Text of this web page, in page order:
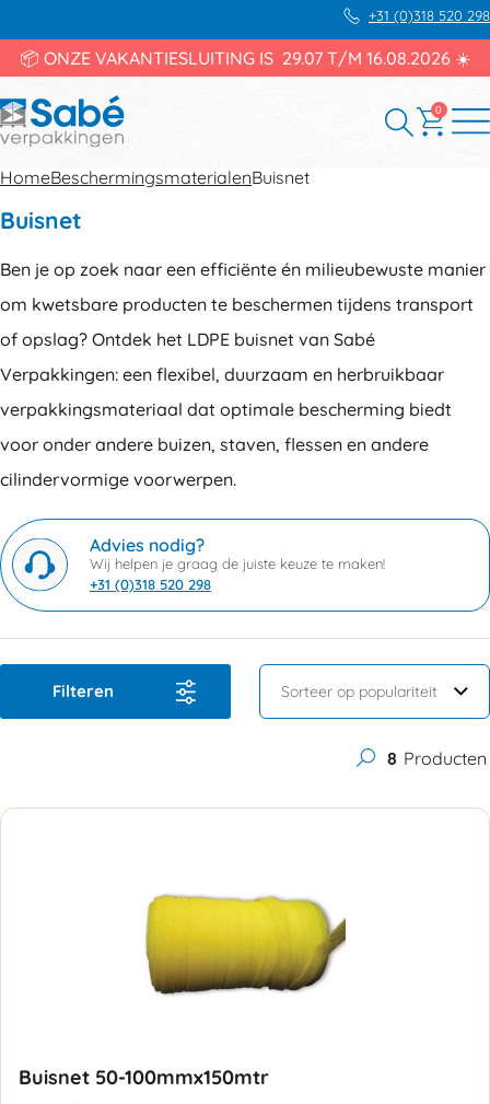
+31 (0)318 520 298
📦 ONZE VAKANTIESLUITING IS 29.07 T/M 16.08.2026 ☀️
0
HomeBeschermingsmaterialenBuisnet
Buisnet
Ben je op zoek naar een efficiënte én milieubewuste manier
om kwetsbare producten te beschermen tijdens transport
of opslag? Ontdek het LDPE buisnet van Sabé
Verpakkingen: een flexibel, duurzaam en herbruikbaar
verpakkingsmateriaal dat optimale bescherming biedt
voor onder andere buizen, staven, flessen en andere
cilindervormige voorwerpen.
Advies nodig?
Wij helpen je graag de juiste keuze te maken!
+31 (0)318 520 298
Filteren
8 Producten
Buisnet 50-100mmx150mtr